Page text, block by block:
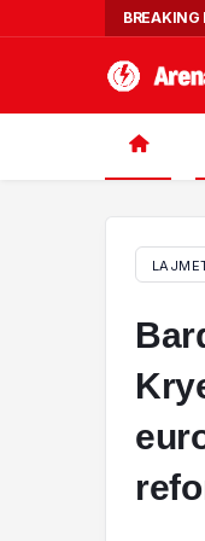
BREAKING